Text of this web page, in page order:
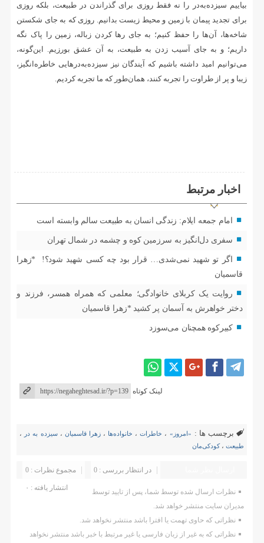
بیاییم سیزده‌به‌در را نه فقط روزی برای گذراندن در طبیعت، بلکه روزی
برای تجدید پیمان با زمین و محیط زیست بدانیم. روزی که به جای شکستن
شاخه‌ها، آن‌ها را حفظ کنیم؛ به جای رها کردن زباله، زمین را پاک نگه
داریم؛ و به جای آسیب زدن به طبیعت، به آن عشق بورزیم. این‌گونه،
می‌توانیم امید داشته باشیم که آیندگان نیز سیزده‌به‌درهایی خاطره‌انگیز،
زیبا و پر از طراوت را تجربه کنند، همان‌طور که ما تجربه کردیم.
اخبار مرتبط
امام جمعه ایلام: زندگی انسان به طبیعت سالم وابسته است
سفری دل‌انگیز به سرزمین کوه و چشمه در شمال تهران
اگر تو شهید نمی‌شدی… قرار بود چه کسی شهید شود؟! *زهرا
قاسمیان
روایت یک کربلای خانوادگی؛ معلمی که همراه همسر، فرزند و
دختر خواهرش به آسمان پر کشید *زهرا قاسمیان
کبیرکوه همچنان می‌سوزد
لینک کوتاه
برچسب ها : «امروز» ، خاطرات، خانواده‌ها ،زهرا قاسمیان ،سیزده به در
،
طبیعت ،کودکی‌مان
مجموع نظرات : 0 در انتظار بررسی : 0
انتشار یافته : ۰
نظرات ارسال شده توسط شما، پس از تایید توسط
مدیران سایت منتشر خواهد شد.
نظراتی که حاوی تهمت یا افترا باشد منتشر نخواهد شد.
نظراتی که به غیر از زبان فارسی یا غیر مرتبط با خبر باشد منتشر نخواهد